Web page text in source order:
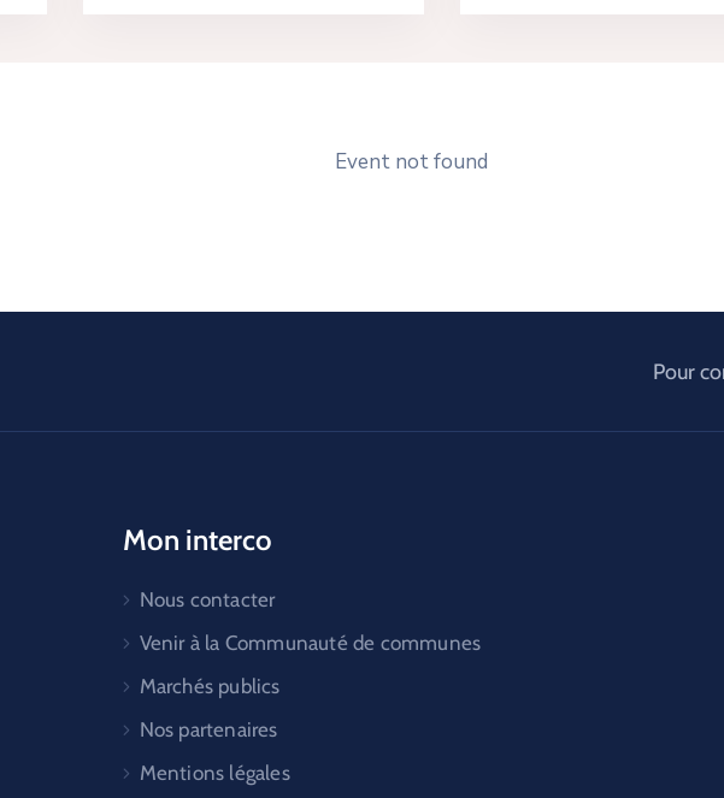
Event not found
Pour
Mon interco
Nous contacter
Venir à la Communauté de communes
Marchés publics
Nos partenaires
Mentions légales